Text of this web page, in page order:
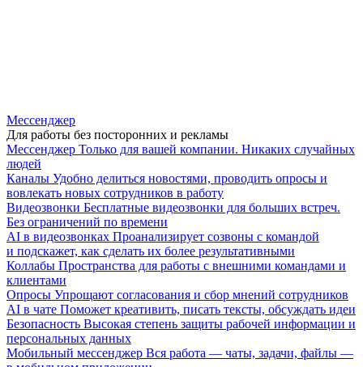
Мессенджер
Для работы без посторонних и рекламы
Мессенджер Только для вашей компании. Никаких случайных
людей
Каналы Удобно делиться новостями, проводить опросы и
вовлекать новых сотрудников в работу
Видеозвонки Бесплатные видеозвонки для больших встреч.
Без ограничений по времени
AI в видеозвонках Проанализирует созвоны с командой
и подскажет, как сделать их более результативными
Коллабы Пространства для работы с внешними командами и
клиентами
Опросы Упрощают согласования и сбор мнений сотрудников
AI в чате Поможет креативить, писать тексты, обсуждать идеи
Безопасность Высокая степень защиты рабочей информации и
персональных данных
Мобильный мессенджер Вся работа — чаты, задачи, файлы —